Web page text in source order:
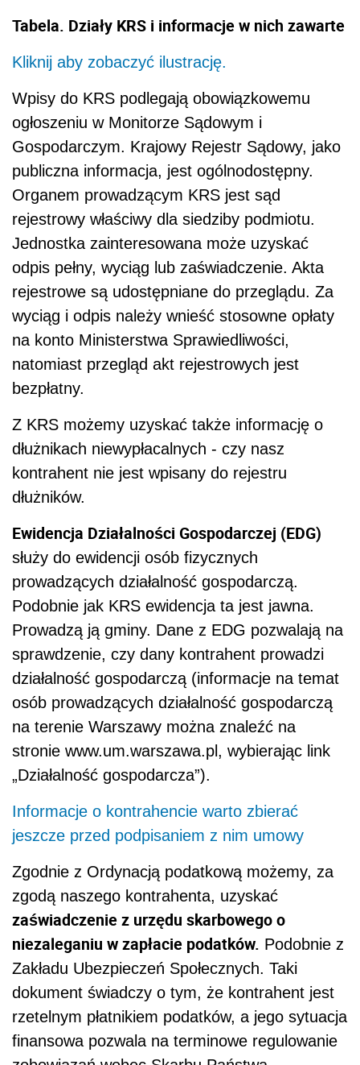
Tabela. Działy KRS i informacje w nich zawarte
Kliknij aby zobaczyć ilustrację.
Wpisy do KRS podlegają obowiązkowemu
ogłoszeniu w Monitorze Sądowym i
Gospodarczym. Krajowy Rejestr Sądowy, jako
publiczna informacja, jest ogólnodostępny.
Organem prowadzącym KRS jest sąd
rejestrowy właściwy dla siedziby podmiotu.
Jednostka zainteresowana może uzyskać
odpis pełny, wyciąg lub zaświadczenie. Akta
rejestrowe są udostępniane do przeglądu. Za
wyciąg i odpis należy wnieść stosowne opłaty
na konto Ministerstwa Sprawiedliwości,
natomiast przegląd akt rejestrowych jest
bezpłatny.
Z KRS możemy uzyskać także informację o
dłużnikach niewypłacalnych - czy nasz
kontrahent nie jest wpisany do rejestru
dłużników.
Ewidencja Działalności Gospodarczej (EDG)
służy do ewidencji osób fizycznych
prowadzących działalność gospodarczą.
Podobnie jak KRS ewidencja ta jest jawna.
Prowadzą ją gminy. Dane z EDG pozwalają na
sprawdzenie, czy dany kontrahent prowadzi
działalność gospodarczą (informacje na temat
osób prowadzących działalność gospodarczą
na terenie Warszawy można znaleźć na
stronie www.um.warszawa.pl, wybierając link
„Działalność gospodarcza”).
Informacje o kontrahencie warto zbierać
jeszcze przed podpisaniem z nim umowy
Zgodnie z Ordynacją podatkową możemy, za
zgodą naszego kontrahenta, uzyskać
zaświadczenie z urzędu skarbowego o
niezaleganiu w zapłacie podatków. Podobnie z
Zakładu Ubezpieczeń Społecznych. Taki
dokument świadczy o tym, że kontrahent jest
rzetelnym płatnikiem podatków, a jego sytuacja
finansowa pozwala na terminowe regulowanie